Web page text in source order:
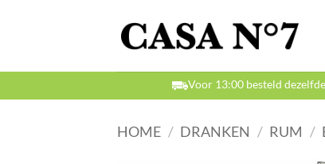
Voor 13:00 besteld
HOME / DRANKEN / RUM /